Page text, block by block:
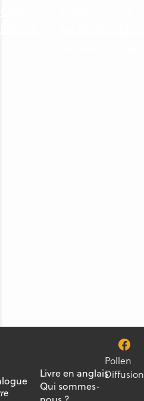
Livre en anglais
Qui sommes-
Pollen
Diffusion